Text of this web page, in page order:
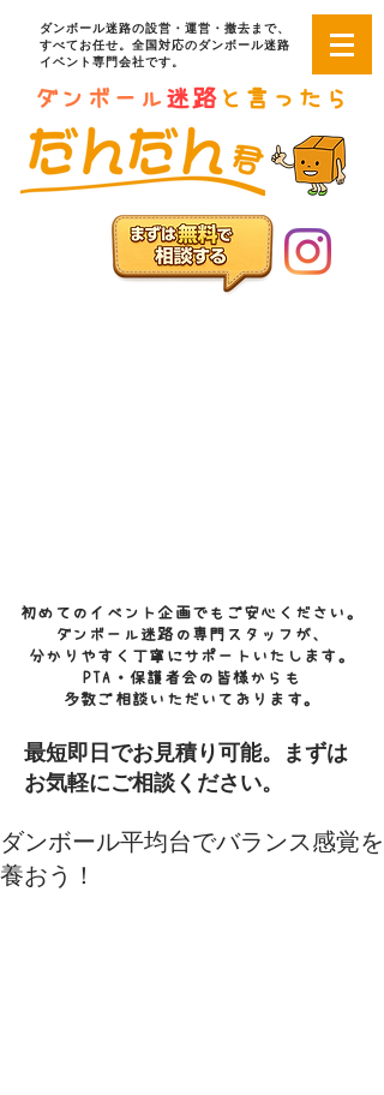
ダンボール迷路の設営・運営・撤去まで、
すべてお任せ。全国対応のダンボール迷路
イベント専門会社です。
ダンボール 迷路 と言ったら
初めてのイベント企画でもご安心ください。
ダンボール迷路の専門スタッフが、
分かりやすく丁寧にサポートいたします。
PTA・保護者会の皆様からも
多数ご相談いただいております。
最短即日でお見積り可能。まずは
お気軽にご相談ください。
ダンボール平均台でバランス感覚を
養おう！